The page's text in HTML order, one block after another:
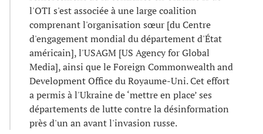
l'OTI s'est associée à une large coalition
comprenant l'organisation sœur [du Centre
d'engagement mondial du département d'État
américain], l'USAGM [US Agency for Global
Media], ainsi que le Foreign Commonwealth and
Development Office du Royaume-Uni. Cet effort
a permis à l'Ukraine de ‘mettre en place’ ses
départements de lutte contre la désinformation
près d'un an avant l'invasion russe.